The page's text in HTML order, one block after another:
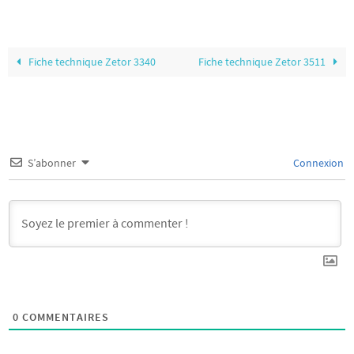
Fiche technique Zetor 3340 Fiche technique Zetor 3511
S’abonner Connexion
0 COMMENTAIRES